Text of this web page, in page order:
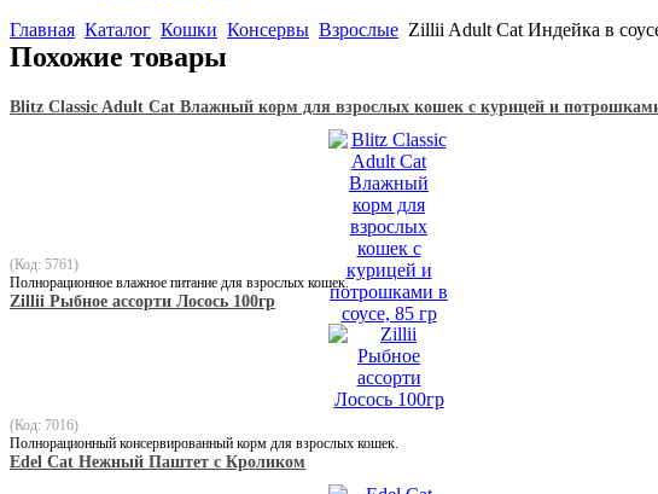
Главная Каталог Кошки Консервы Взрослые Zillii Adult Cat Индейка в
Похожие товары
Blitz Classic Adult Cat Влажный корм для взрослых кошек с курицей и потрошками
(Код: 5761)
Полнорационное влажное питание для взрослых кошек.
Zillii Рыбное ассорти Лосось 100гр
(Код: 7016)
Полнорационный консервированный корм для взрослых кошек.
Edel Cat Нежный Паштет с Кроликом